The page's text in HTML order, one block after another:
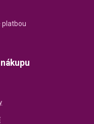
platbou